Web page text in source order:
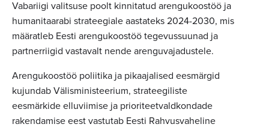
Vabariigi valitsuse poolt kinnitatud arengukoostöö ja
humanitaarabi strateegiale aastateks 2024-2030, mis
määratleb Eesti arengukoostöö tegevussuunad ja
partnerriigid vastavalt nende arenguvajadustele.
Arengukoostöö poliitika ja pikaajalised eesmärgid
kujundab Välisministeerium, strateegiliste
eesmärkide elluviimise ja prioriteetvaldkondade
rakendamise eest vastutab Eesti Rahvusvaheline